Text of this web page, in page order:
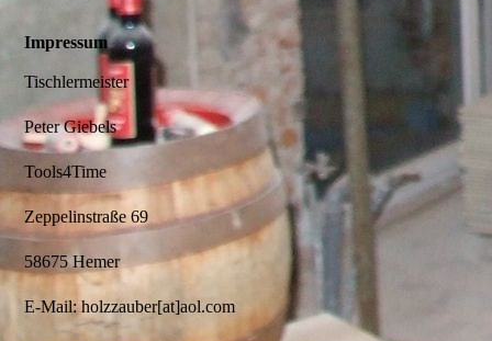
Impressum
Tischlermeister
Peter Giebels
Tools4Time
Zeppelinstraße 69
58675 Hemer
E-Mail: holzzauber[at]aol.com